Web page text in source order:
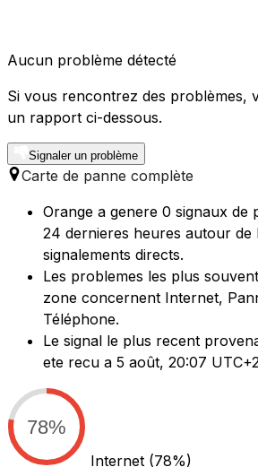
Aucun problème détecté
Si vous rencontrez des problèmes,
un rapport ci-dessous.
Signaler un problème
Carte de panne complète
Orange a genere 0 signaux de
24 dernieres heures autour de
signalements directs.
Les problemes les plus
zone concernent Internet,
Téléphone.
Le signal le plus recent
ete recu a 5 août, 20:07
78%
Internet (78%)